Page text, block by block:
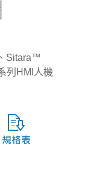
Sitara™
列HMI人機